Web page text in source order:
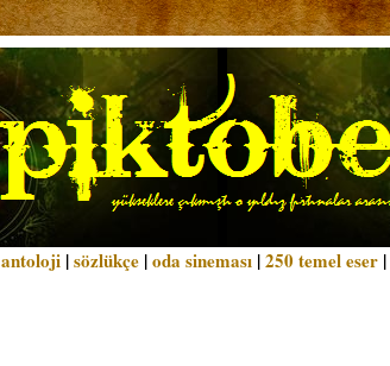
antoloji |sözlükçe |oda sineması |250 temel eser |